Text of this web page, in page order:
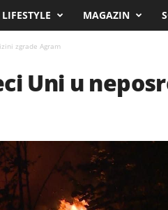
LIFESTYLE MAGAZIN
zgrade Agram
Uni u